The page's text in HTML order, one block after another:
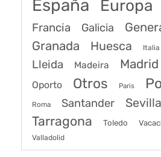
España Europa
Francia Galicia
Granada Huesca Italia
Lleida Madeira Madrid
Oporto Otros Paris
Roma Santander Sevilla
Tarragona Toledo
Valladolid